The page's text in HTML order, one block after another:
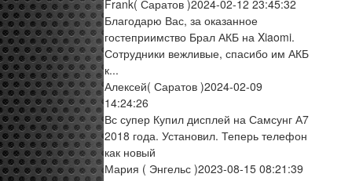
Frank( Саратов )2024-02-12 23:45:32
Благодарю Вас, за оказанное
гостеприимство Брал АКБ на Xiaomi.
Сотрудники вежливые, спасибо им АКБ
к...
Алексей( Саратов )2024-02-09
14:24:26
Вс супер Купил дисплей на Самсунг А7
2018 года. Установил. Теперь телефон
как новый
Мария ( Энгельс )2023-08-15 08:21:39